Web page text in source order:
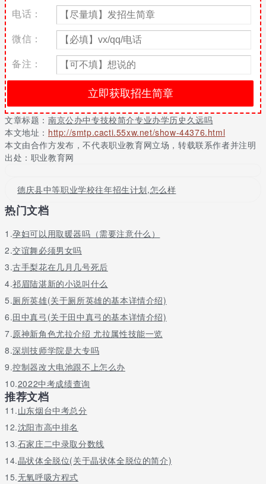
上述是今天学校老师为大家整理的相关内容，升学千万不可马虎，
也许你并不喜欢学这个专业，但可以学习的技术是多种多样的，总
有适合你的，只要不让自己停滞不前，学点自己喜欢的事儿吧。不
知道你还想了解学校哪些信息呢？都可直接咨询右侧在线咨询处！
关于更多南京公办中专技校简介专业办学历史久远吗请留言或者咨
询老师
电话：
微信：
备注：
文章标题： 南京公办中专技校简介专业办学历史久远吗
本文地址： http://smtp.cacti.55xw.net/show-44376.html
本文由合作方发布，不代表职业教育网立场，转载联系作者并注明
出处：职业教育网
德庆县中等职业学校往年招生计划,怎么样
热门文档
1.孕妇可以用取暖器吗（需要注意什么）
2.交谊舞必须男女吗
3.古手梨花在几月几号死后
4.祁眉陆湛新的小说叫什么
5.厕所英雄(关于厕所英雄的基本详情介绍)
6.田中真弓(关于田中真弓的基本详情介绍)
7.原神新角色尤拉介绍 尤拉属性技能一览
8.深圳技师学院是大专吗
9.控制器改大电池跟不上怎么办
10.2022中考成绩查询
推荐文档
11.山东烟台中考总分
12.沈阳市高中排名
13.石家庄二中录取分数线
14.晶状体全脱位(关于晶状体全脱位的简介)
15.无氧呼吸方程式